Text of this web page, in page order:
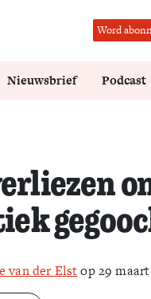
Word
Nieuwsbrief Podcast
van der Elstop 29